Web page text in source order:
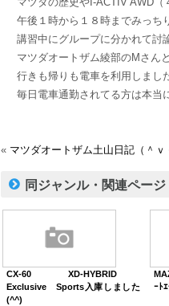
午後１時から１８時までみっち
講習中にグループに分かれて討
マツダオートザム綾部のMさん
行きも帰りも電車を利用しまし
毎日電車通勤されてる方は本当
« マツダオートザム土山日記（＾ｖ
同ジャンル・関連ページ
CX-60 XD-HYBRID
Exclusive Sports入庫しました
(^^)
ｰﾄ